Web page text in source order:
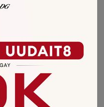
chứa Clo